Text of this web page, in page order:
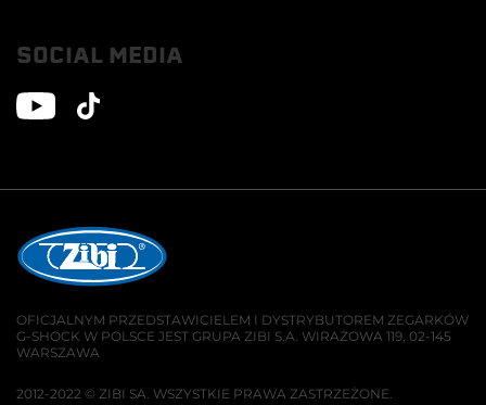
SOCIAL MEDIA
OFICJALNYM PRZEDSTAWICIELEM I DYSTRYBUTOREM ZEGARKÓW
G-SHOCK W POLSCE JEST GRUPA ZIBI S.A. WIRAŻOWA 119, 02-145
WARSZAWA
2012-2022 © ZIBI SA. WSZYSTKIE PRAWA ZASTRZEŻONE.